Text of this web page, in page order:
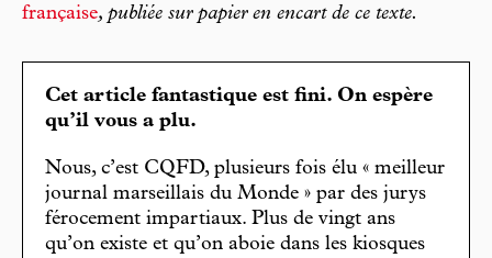
française, publiée sur papier en encart de ce texte.
Cet article fantastique est fini. On espère
qu’il vous a plu.
Nous, c’est CQFD, plusieurs fois élu « meilleur
journal marseillais du Monde » par des jurys
férocement impartiaux. Plus de vingt ans
qu’on existe et qu’on aboie dans les kiosques